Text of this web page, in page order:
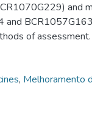
and
of assessment.
, Melhoramento